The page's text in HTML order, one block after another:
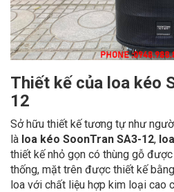
Thiết kế của loa kéo
12
Sở hữu thiết kế tương tự như
là loa kéo SoonTran SA3-12,
thiết kế nhỏ gọn có thùng gỗ
thống, mặt trên được thiết kế
loa với chất liệu hợp kim loại cao